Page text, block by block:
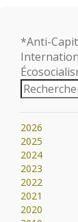
*Anti-
2026
2025
2024
2023
2022
2021
2020